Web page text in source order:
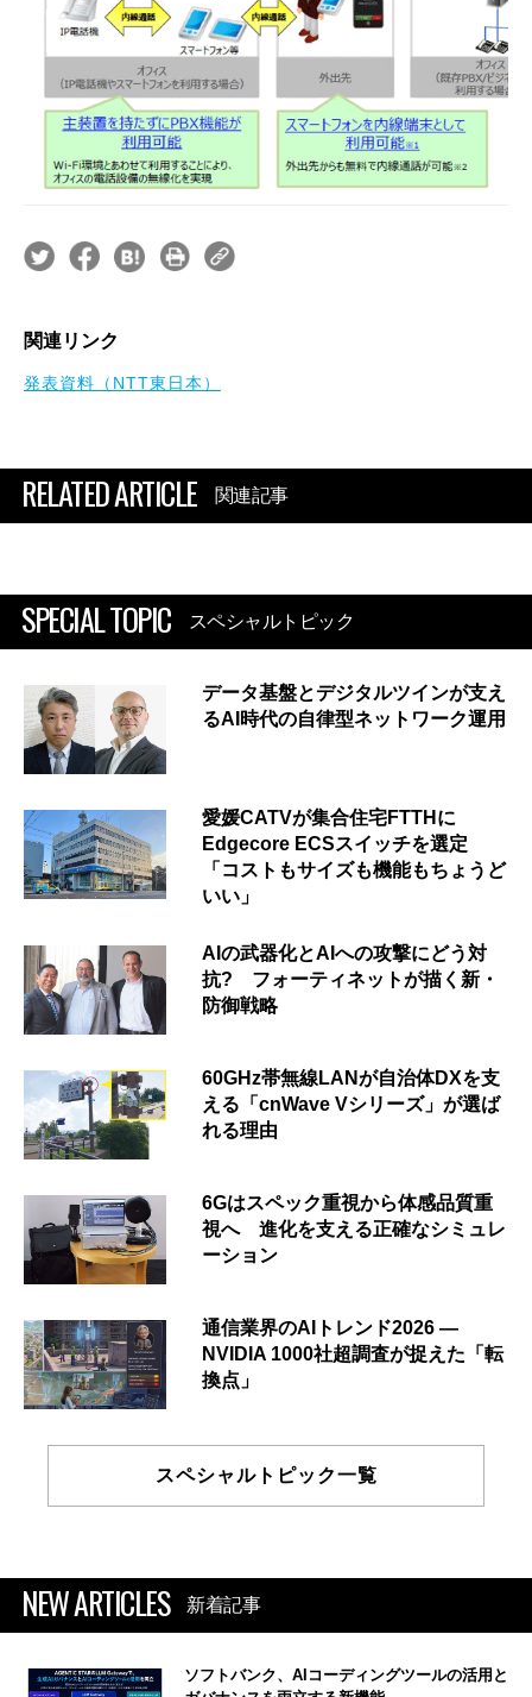
関連リンク
発表資料（NTT東日本）
RELATED ARTICLE 関連記事
SPECIAL TOPIC スペシャルトピック
データ基盤とデジタルツインが支え
るAI時代の自律型ネットワーク運用
愛媛CATVが集合住宅FTTHに
Edgecore ECSスイッチを選定
「コストもサイズも機能もちょうど
いい」
AIの武器化とAIへの攻撃にどう対
抗? フォーティネットが描く新・
防御戦略
60GHz帯無線LANが自治体DXを支
える「cnWave Vシリーズ」が選ば
れる理由
6Gはスペック重視から体感品質重
視へ 進化を支える正確なシミュレ
ーション
通信業界のAIトレンド2026 ―
NVIDIA 1000社超調査が捉えた「転
換点」
スペシャルトピック一覧
NEW ARTICLES 新着記事
ソフトバンク、AIコーディングツールの活用と